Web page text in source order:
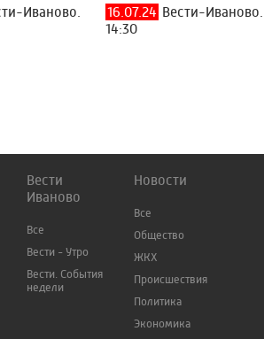
Иваново.
16.07.24 Вести-Иваново.
14:30
Вести
Иваново
Все
Вести - Утро
Вести. События
недели
Новости
Все
Общество
ЖКХ
Происшествия
Политика
Экономика